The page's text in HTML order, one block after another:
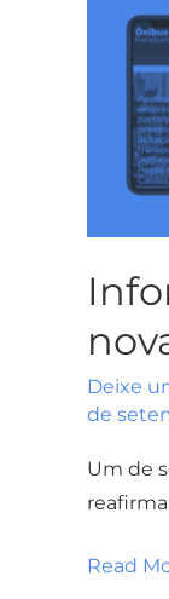
Deixe
de
Um de
visual
layout
Read